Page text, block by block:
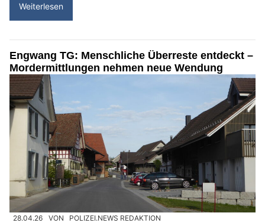
Weiterlesen
Engwang TG: Menschliche Überreste entdeckt –
Mordermittlungen nehmen neue Wendung
28.04.26 VON POLIZEI.NEWS REDAKTION